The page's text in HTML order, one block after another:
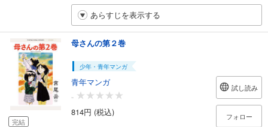
あらすじを表示する
完結
母さんの第２巻
少年・青年マンガ
青年マンガ
-
814円 (税込)
試し読み
フォロー